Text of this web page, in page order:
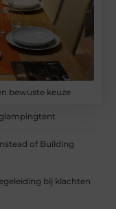
bewuste keuze
of Building
bij klachten